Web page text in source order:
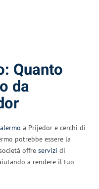
Quanto
da
a Prijedor e cerchi di
potrebbe essere la
offre servizi di
a rendere il tuo